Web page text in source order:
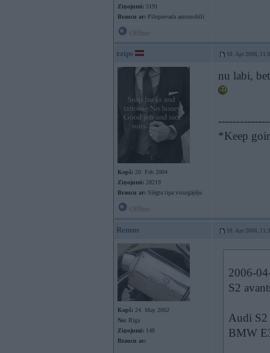
Ziņojumi: 5191
Braucu ar: Pilnpievada automobīli
zzips 10. Apr 2006,
Kopš: 20. Feb 2004
Ziņojumi: 28219
Braucu ar: Slēgta tipa visurgājēju
nu labi,
*Keep
Remus 10. Apr 2006,
Kopš: 24. May 2002
No: Rīga
Ziņojumi: 148
Braucu ar:
2006-
S2
Audi S2
BMW